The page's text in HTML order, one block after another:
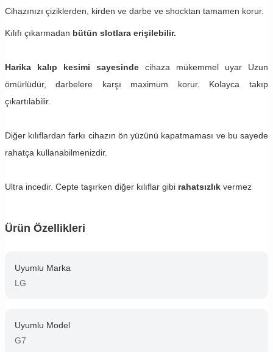
Cihazınızı çiziklerden, kirden ve darbe ve shocktan tamamen korur.
Kılıfı çıkarmadan bütün slotlara erişilebilir.
Harika kalıp kesimi sayesindecihaza mükemmel uyar Uzun
ömürlüdür, darbelere karşı maximum korur. Kolayca takıp
çıkartılabilir.
Diğer kılıflardan farkı cihazın ön yüzünü kapatmaması ve bu sayede
rahatça kullanabilmenizdir.
Ultra incedir. Cepte taşırken diğer kılıflar gibi rahatsızlık vermez
Ürün Özellikleri
Uyumlu Marka
LG
Uyumlu Model
G7